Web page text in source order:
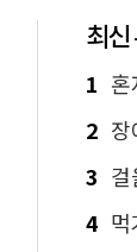
최신
1 혼
2 장
3 걸
4 먹